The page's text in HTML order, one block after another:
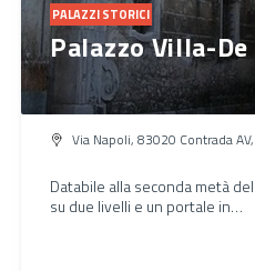
PALAZZI STORICI
Palazzo Villa-
Via Napoli, 83020 Contrada
Databile alla seconda metà
su due livelli e un portale in…